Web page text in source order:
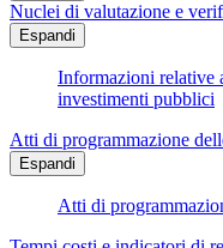
Nuclei di valutazione e
Espandi
Informazioni relative
investimenti pubblici
Atti di programmazione
Espandi
Atti di